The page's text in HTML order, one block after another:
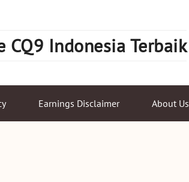
CQ9 Indonesia Terbaik
Earnings Disclaimer About Us